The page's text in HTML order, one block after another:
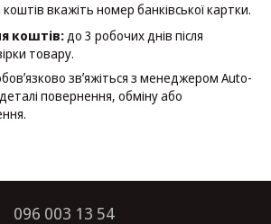
вкажіть номер банківської картки.
коштів: до 3 робочих днів після
товару.
звʼяжіться з менеджером Auto-
повернення, обміну або
096 003 13 54